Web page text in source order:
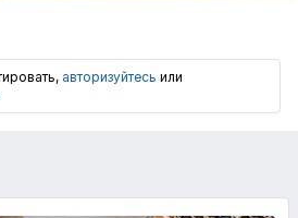
авторизуйтесь или